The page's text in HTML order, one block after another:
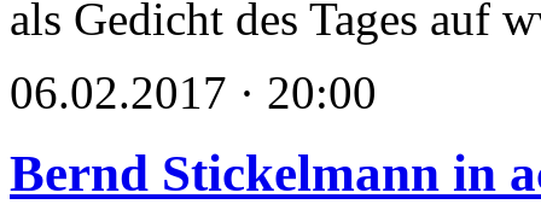
als Gedicht des Tages auf
06.02.2017 · 20:00
Bernd Stickelmann in